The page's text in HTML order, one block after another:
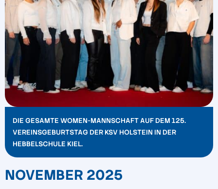
DIE GESAMTE WOMEN-MANNSCHAFT AUF DEM 125.
VEREINSGEBURTSTAG DER KSV HOLSTEIN IN DER
HEBBELSCHULE KIEL.
NOVEMBER 2025